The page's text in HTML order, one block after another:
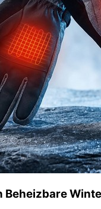
Beheizbare